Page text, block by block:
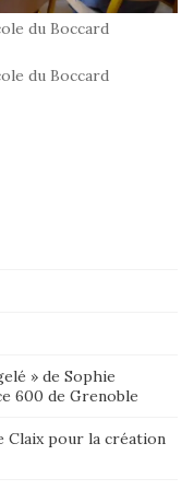
du Boccard
du Boccard
» de Sophie
600 de Grenoble
Claix pour la création